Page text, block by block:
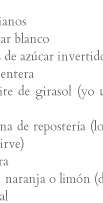
blanco
de azúcar
de girasol
de repostería
naranja o limón